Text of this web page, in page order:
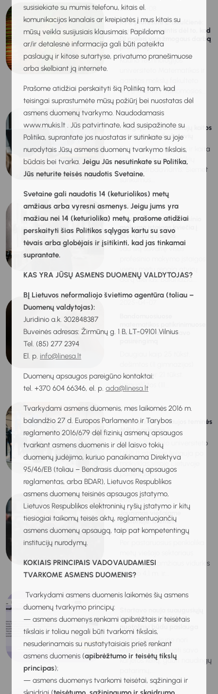
susisiekiate su mumis telefonu, kitais el.
komunikacijos kanalais ar kreipiatės į mus kitais su
mūsų veikla susijusiais klausimais. Papildoma
ar/ir detalesnė informacija gali būti pateikta
paslaugų ir kitose sutartyse, privatumo pranešimuose
arba skelbiant ją internete.
Prašome atidžiai perskaityti šią Politiką tam, kad
teisingai suprastumėte mūsų požiūrį bei nuostatas dėl
asmens duomenų tvarkymo. Naudodamasis
www.mukis.lt . Jūs patvirtinate, kad susipažinote su
Politika, suprantate jos nuostatas ir sutinkate su joje
nurodytais Jūsų asmens duomenų tvarkymo tikslais,
būdais bei tvarka. Jeigu Jūs nesutinkate su Politika,
Jūs neturite teisės naudotis Svetaine.
Svetaine gali naudotis 14 (keturiolikos) metų
amžiaus arba vyresni asmenys. Jeigu jums yra
mažiau nei 14 (keturiolika) metų, prašome atidžiai
perskaityti šias Politikos sąlygas kartu su savo
tėvais arba globėjais ir įsitikinti, kad jas tinkamai
suprantate.
KAS YRA JŪSŲ ASMENS DUOMENŲ VALDYTOJAS?
BĮ Lietuvos neformaliojo švietimo agentūra (toliau –
Duomenų valdytojas):
Juridinio a.k. 302848387
Buveinės adresas: Žirmūnų g. 1 B, LT-09101 Vilnius
Tel. (85) 277 2394
El. p. info@linesa.lt
Duomenų apsaugos pareigūno kontaktai:
tel. +370 604 66346, el. p. ada@linesa.lt
Tvarkydami asmens duomenis, mes laikomės 2016 m.
balandžio 27 d. Europos Parlamento ir Tarybos
reglamento 2016/679 dėl fizinių asmenų apsaugos
tvarkant asmens duomenis ir dėl laisvo tokių
duomenų judėjimo, kuriuo panaikinama Direktyva
95/46/EB (toliau – Bendrasis duomenų apsaugos
reglamentas, arba BDAR), Lietuvos Respublikos
asmens duomenų teisinės apsaugos įstatymo,
Lietuvos Respublikos elektroninių ryšių įstatymo ir kitų
tiesiogiai taikomų teisės aktų, reglamentuojančių
asmens duomenų apsaugą, taip pat kompetentingų
institucijų nurodymų.
KOKIAIS PRINCIPAIS VADOVAUDAMIESI
TVARKOME ASMENS DUOMENIS?
Tvarkydami asmens duomenis laikomės šių asmens
duomenų tvarkymo principų:
— asmens duomenys renkami apibrėžtais ir teisėtais
tikslais ir toliau negali būti tvarkomi tikslais,
nesuderinamais su nustatytaisiais prieš renkant
asmens duomenis (apibrėžtumo ir teisėtų tikslų
principas);
— asmens duomenys tvarkomi teisėtai, sąžiningai ir
2025-04-08
KTU profesorė L. Bikulčienė:
nereikėtų baimintis dėl to, kad
DI pakeis visą žmogaus darbą
pramonėje
Kauno technologijos
(KTU MGMF) Taikomosios...
2025-04-08
Daugėja dėl darbuotojų kaitos
susirūpinusių darbdavių
Darbuotojų migracija ir kaita
kelia vis daugiau iššūkių
šalies darbdaviams. Šiemet
sunkumus...
2025-04-08
Šią savaitę visos profesinio
mokymo įstaigos kviečia į
atvirų durų dienas
Jau šią savaitę visos
durų dienas. Balandžio...
mokiniai įsivertino savo
klasės ir per 21 tūkst.
vienuoliktos (III...
2025-04-04
Moksleiviams - naujos teminės
MRU paskaitos
Mykolo Romerio universiteto
(MRU) atstovai keliauja po
mokyklas visoje Lietuvoje
padedant...
2025-04-04
Jaunimas viešajame
sektoriuje: ateities
perspektyvos
darbuotojų amžiaus vidurkis
išaugo 4,1 m. ir...
2025-04-03
karjeros konsultavimo
nuotoliniu būdu paslauga
Suaugusieji, kurie nori
efektyviau planuoti savo
karjeros kelią, gauti naudingų